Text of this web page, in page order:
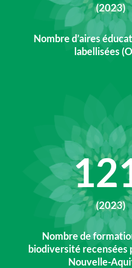
(2023)
Nombre d’aires
labellisées
(2023)
Nombre de
biodiversité recensées
Nouvelle-